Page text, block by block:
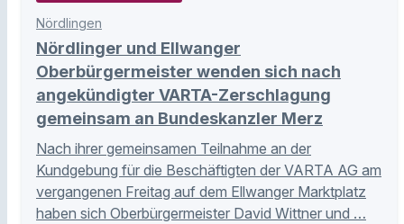
Nördlingen
Nördlinger und Ellwanger
Oberbürgermeister wenden sich nach
angekündigter VARTA-Zerschlagung
gemeinsam an Bundeskanzler Merz
Nach ihrer gemeinsamen Teilnahme an der
Kundgebung für die Beschäftigten der VARTA AG am
vergangenen Freitag auf dem Ellwanger Marktplatz
haben sich Oberbürgermeister David Wittner und …